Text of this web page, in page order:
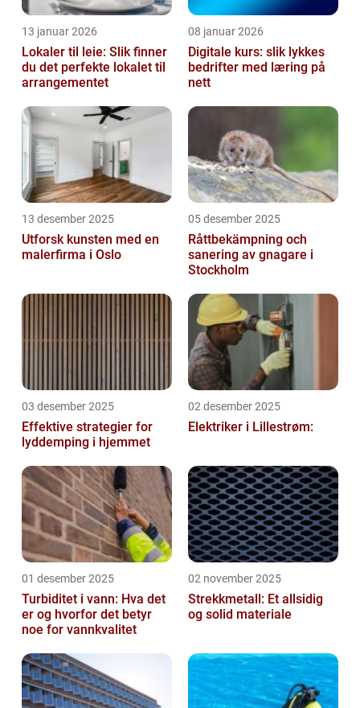
13 januar 2026
Lokaler til leie: Slik finner
du det perfekte lokalet til
arrangementet
08 januar 2026
Digitale kurs: slik lykkes
bedrifter med læring på
nett
13 desember 2025
Utforsk kunsten med en
malerfirma i Oslo
05 desember 2025
Råttbekämpning och
sanering av gnagare i
Stockholm
03 desember 2025
Effektive strategier for
lyddemping i hjemmet
02 desember 2025
Elektriker i Lillestrøm:
01 desember 2025
Turbiditet i vann: Hva det
er og hvorfor det betyr
noe for vannkvalitet
02 november 2025
Strekkmetall: Et allsidig
og solid materiale